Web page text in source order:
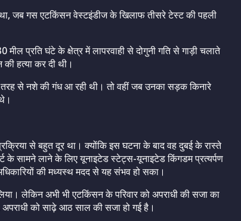
जब गस एटकिंसन वेस्टइंडीज के खिलाफ तीसरे टेस्ट की पहली
प्रति घंटे के क्षेत्र में लापरवाही से दोगुनी गति से गाड़ी चलाते
हत्या कर दी थी।
तरह से नशे की गंध आ रही थी। तो वहीं जब उनका सड़क किनारे
से बहुत दूर था। क्योंकि इस घटना के बाद वह दुबई के रास्ते
के सामने लाने के लिए यूनाइटेड स्टेट्स-यूनाइटेड किंगडम प्रत्यर्पण
की मध्यस्थ मदद से यह संभव हो सका।
लेकिन अभी भी एटकिंसन के परिवार को अपराधी की सजा का
को साढ़े आठ साल की सजा हो गई है।